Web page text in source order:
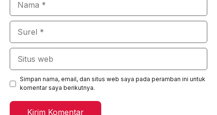
Simpan nama, email, dan situs web saya pada peramban ini untuk
komentar saya berikutnya.